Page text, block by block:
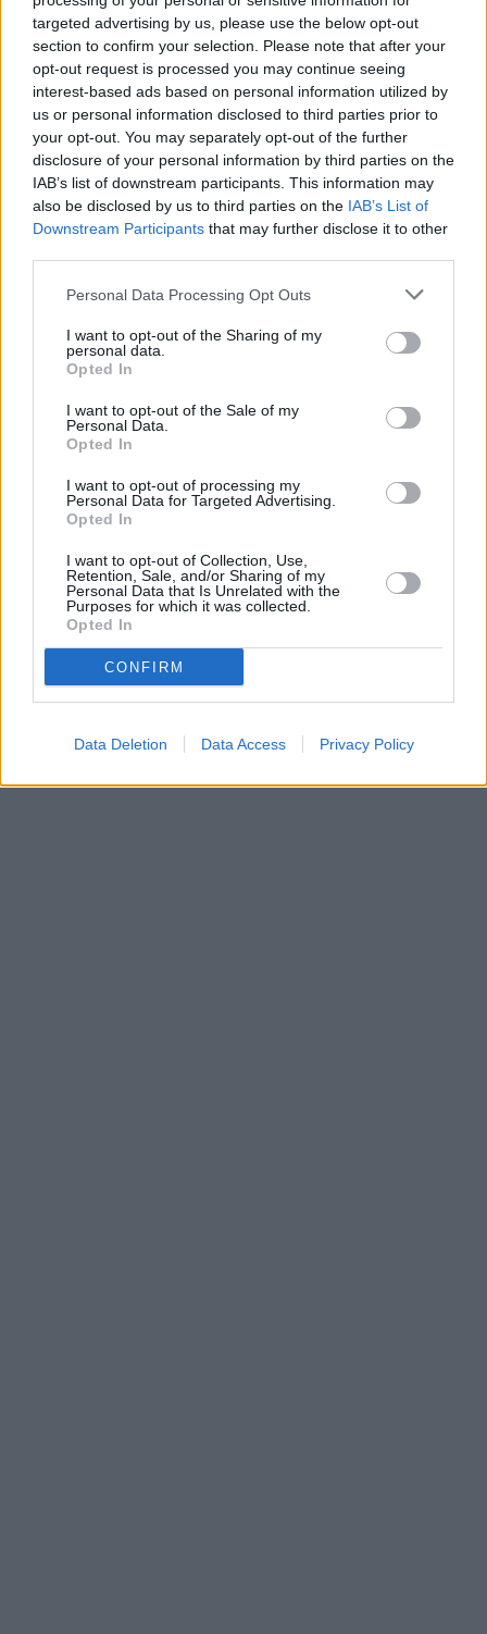
targeted advertising by us, please use the below opt-out
section to confirm your selection. Please note that after your
opt-out request is processed you may continue seeing
interest-based ads based on personal information utilized by
us or personal information disclosed to third parties prior to
your opt-out. You may separately opt-out of the further
disclosure of your personal information by third parties on the
IAB’s list of downstream participants. This information may
also be disclosed by us to third parties on the IAB’s List of
Downstream Participants that may further disclose it to other
Personal Data Processing Opt Outs
I want to opt-out of the Sharing of my
personal data.
Opted In
I want to opt-out of the Sale of my
Personal Data.
Opted In
I want to opt-out of processing my
Personal Data for Targeted Advertising.
Opted In
I want to opt-out of Collection, Use,
Retention, Sale, and/or Sharing of my
Personal Data that Is Unrelated with the
Purposes for which it was collected.
Opted In
CONFIRM
Data Deletion Data Access Privacy Policy
07.08.2026 -
Bosch Powertrain s.r.o. Jihlava • linkový střídač • mzda
48.400 Kč • příspěvek na ubytování (Jihlava, okres Jihlava)
07.08.2026 -Bosch Powertrain s.r.o. Jihlava • obsluha CNC strojů •
48.400 Kč • náborový bonus 50.000 Kč • příspěvek na ubytování
okres Jihlava)
07.08.2026 -Specialista pro elektronická zařízení údržby (m/ž) (tř.
Klementa 869, Mladá Boleslav II)
06.08.2026 -Bosch Powertrain s.r.o. Jihlava • CNC operátor• mzda
Kč • náborový bonus 50.000 Kč • příspěvek na ubytování (Jihlava,
Jihlava)
06.08.2026 -Bosch Powertrain s.r.o. • montážní dělník • mzda 44.700
týdenní zálohy na mzdu 2.000 Kč (Jihlava, okres Jihlava)
... další nabídky zaměstnání
Vybrané články
Prima sport - co nabídne v prvním
Parabola.cz- web o satelitní, terestrické a kabelové televizi, ©
O webu parabola.cz
Dovolená u moře•Bazény